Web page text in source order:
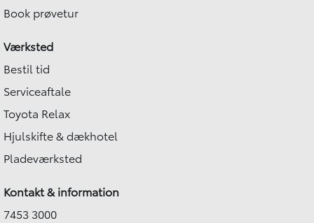
Book prøvetur
Værksted
Bestil tid
Serviceaftale
Toyota Relax
Hjulskifte & dækhotel
Pladeværksted
Kontakt & information
7453 3000